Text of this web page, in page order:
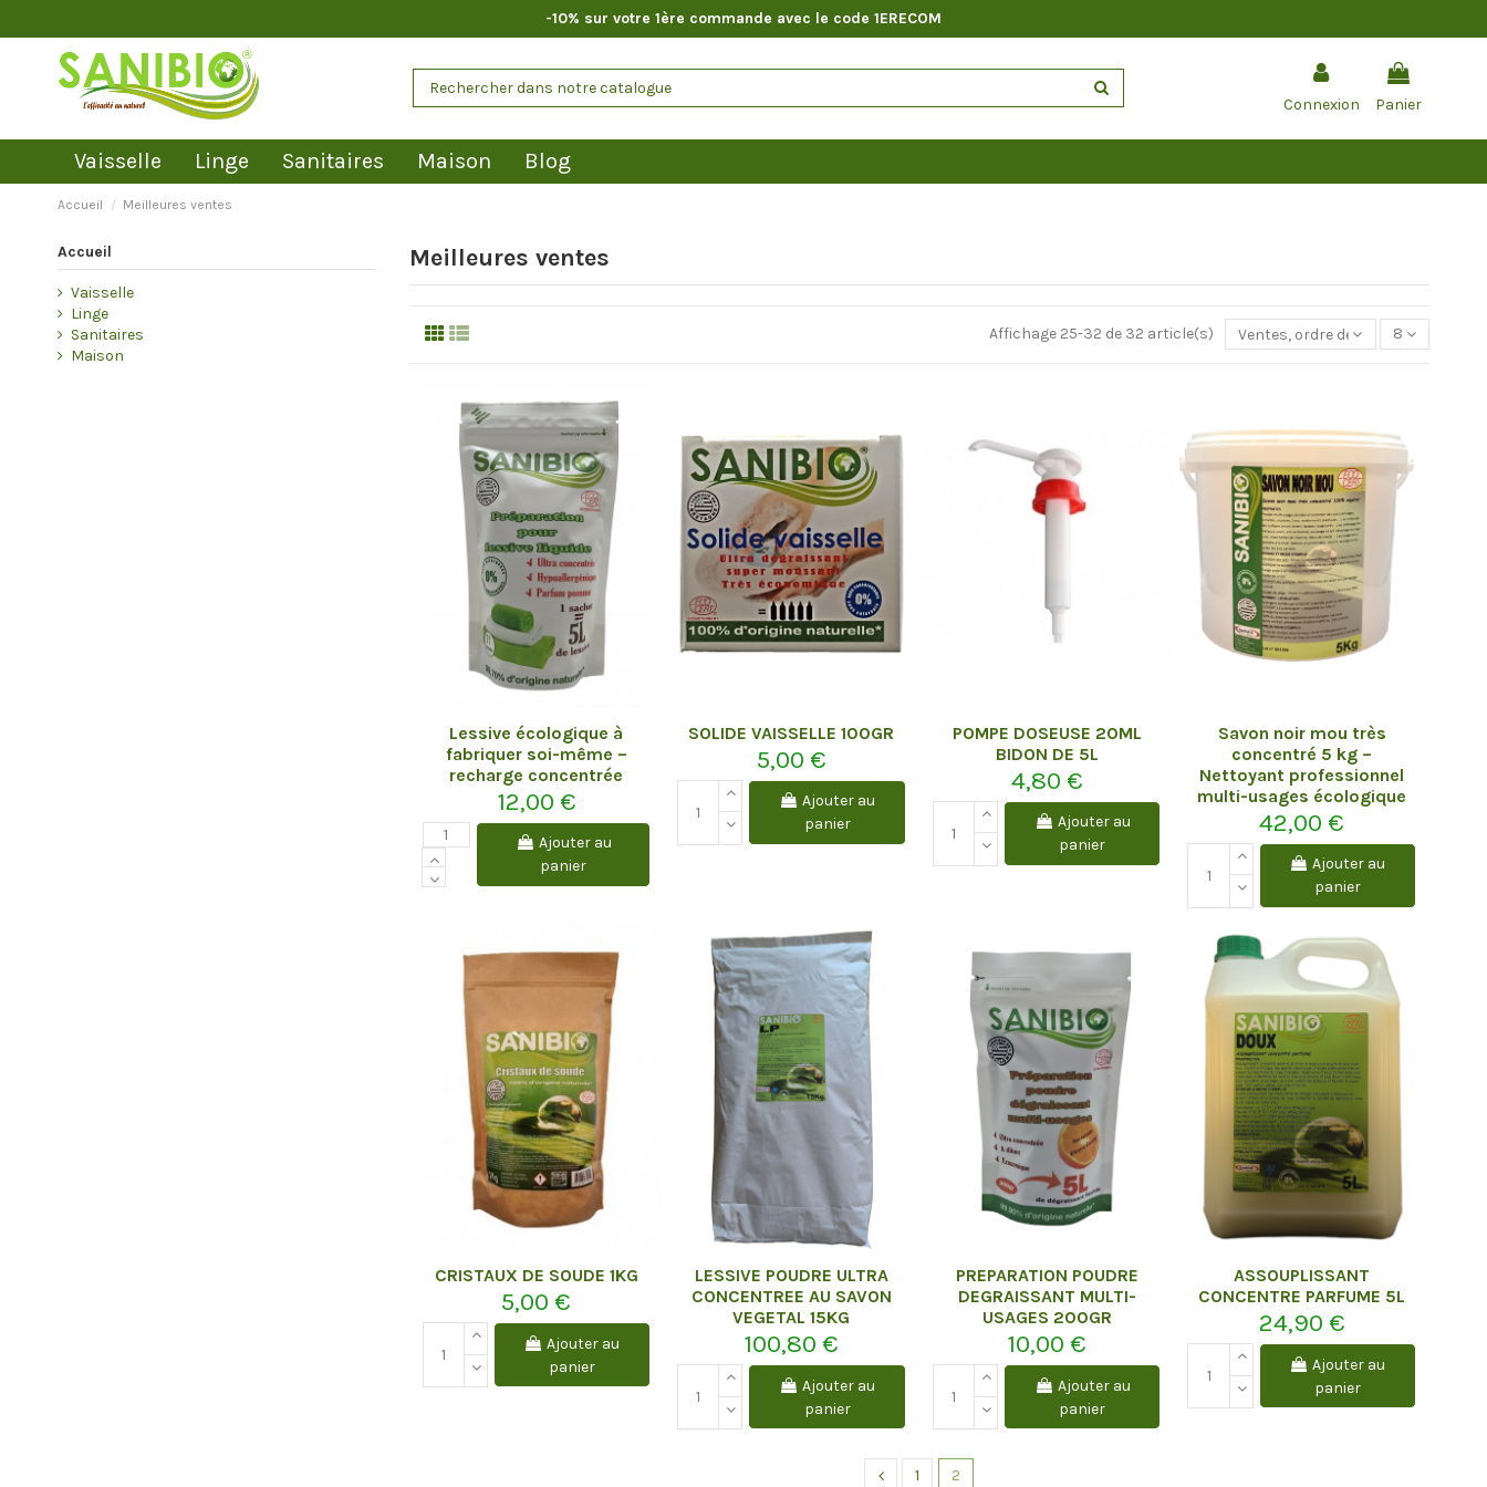
-10% sur votre 1ère commande avec le code 1ERECOM
Connexion Panier
Vaisselle Linge Sanitaires Maison Blog
Accueil Meilleures ventes
Meilleures ventes
Affichage 25-32 de 32 article(s) Ventes, ordre décroissant
8
Lessive écologique à
fabriquer soi-même –
recharge concentrée
12,00 €
Ajouter au
panier
SOLIDE VAISSELLE 100GR
5,00 €
Ajouter au
panier
POMPE DOSEUSE 20ML
BIDON DE 5L
4,80 €
Ajouter au
panier
Savon noir mou très
concentré 5 kg –
Nettoyant professionnel
multi-usages écologique
42,00 €
Ajouter au
panier
CRISTAUX DE SOUDE 1KG
5,00 €
Ajouter au
panier
LESSIVE POUDRE ULTRA
CONCENTREE AU SAVON
VEGETAL 15KG
100,80 €
Ajouter au
panier
PREPARATION POUDRE
DEGRAISSANT MULTI-
USAGES 200GR
10,00 €
Ajouter au
panier
ASSOUPLISSANT
CONCENTRE PARFUME 5L
24,90 €
Ajouter au
panier
1 2
Accueil
Vaisselle
Linge
Sanitaires
Maison